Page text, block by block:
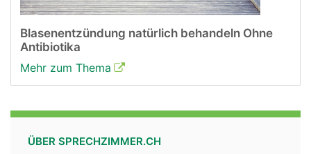
Blasenentzündung natürlich behandeln Ohne
Antibiotika
Mehr zum Thema
ÜBER SPRECHZIMMER.CH